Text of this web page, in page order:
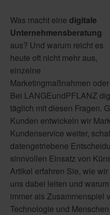
Was macht eine digitale
Unternehmensberatung
aus? Und warum reicht es
heute oft nicht mehr aus,
einzelne
Marketingmaßnahmen
Bei LANGEundPFLANZ
täglich mit diesen Fragen.
Kunden entwickeln wir
Kundenservice weiter,
datengetriebene
sinnvollen Einsatz von
Artikel erfahren Sie, wie
uns dabei leiten und
immer als Zusammenspiel
Technologie und